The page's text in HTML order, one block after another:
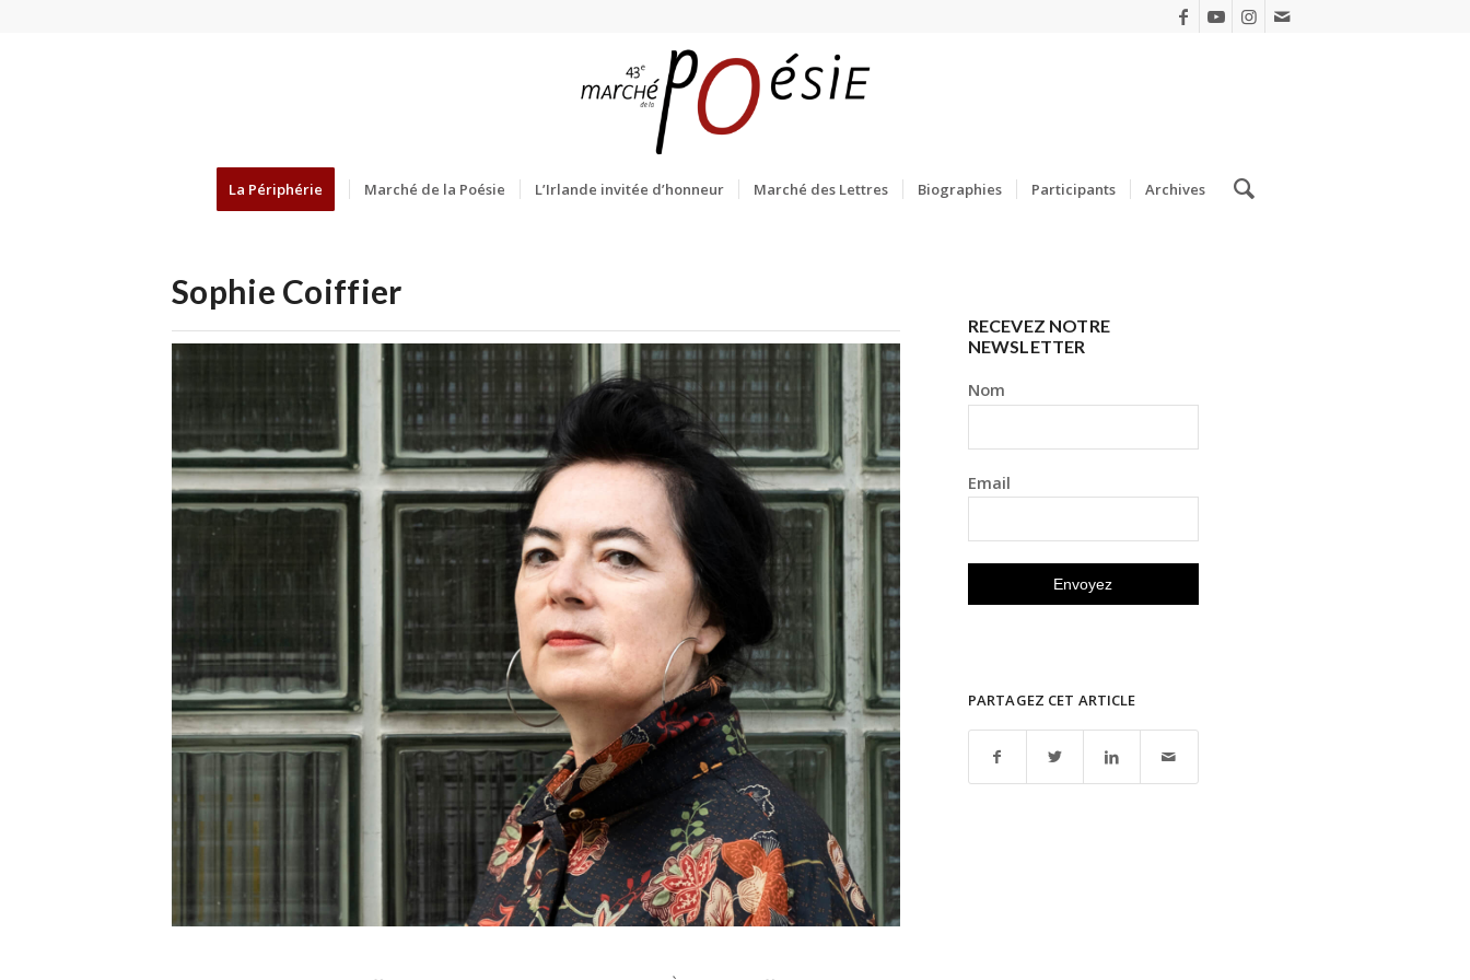
La Périphérie Marché de la Poésie L’Irlande invitée d’honneur Marché des Lettres Biographies Participants Archives
Sophie Coiffier
Aude Boyer
RECEVEZ NOTRE
NEWSLETTER
Nom
Email
PARTAGEZ CET ARTICLE